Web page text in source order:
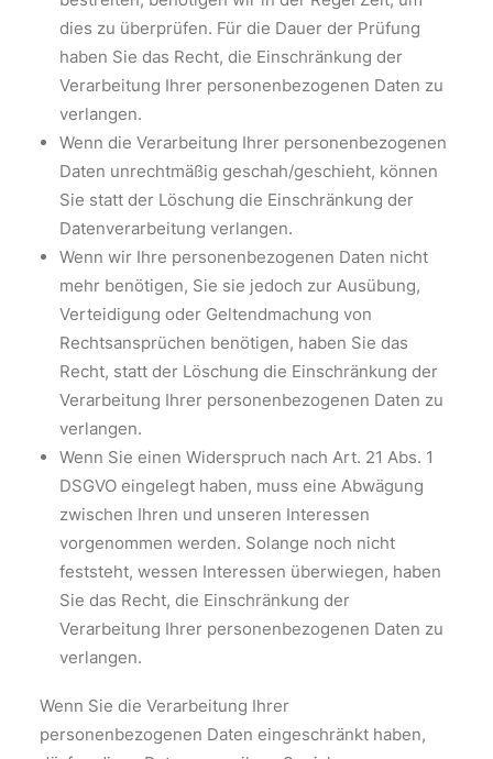
dies zu überprüfen. Für die Dauer der Prüfung
haben Sie das Recht, die Einschränkung der
Verarbeitung Ihrer personenbezogenen Daten zu
verlangen.
Wenn die Verarbeitung Ihrer personenbezogenen
Daten unrechtmäßig geschah/geschieht, können
Sie statt der Löschung die Einschränkung der
Datenverarbeitung verlangen.
Wenn wir Ihre personenbezogenen Daten nicht
mehr benötigen, Sie sie jedoch zur Ausübung,
Verteidigung oder Geltendmachung von
Rechtsansprüchen benötigen, haben Sie das
Recht, statt der Löschung die Einschränkung der
Verarbeitung Ihrer personenbezogenen Daten zu
verlangen.
Wenn Sie einen Widerspruch nach Art. 21 Abs. 1
DSGVO eingelegt haben, muss eine Abwägung
zwischen Ihren und unseren Interessen
vorgenommen werden. Solange noch nicht
feststeht, wessen Interessen überwiegen, haben
Sie das Recht, die Einschränkung der
Verarbeitung Ihrer personenbezogenen Daten zu
verlangen.
Wenn Sie die Verarbeitung Ihrer
personenbezogenen Daten eingeschränkt haben,